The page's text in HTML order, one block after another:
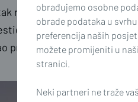
radnji na realizaciji
ovakve vrste
preduvjet za njezinu
obrađujemo osobne
obrade podataka u
preferencija naših
možete promijeniti u
stranici.
Neki partneri ne traže